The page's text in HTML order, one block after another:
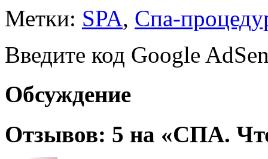
Метки: SPA, Спа-
Введите код Google
Обсуждение
Отзывов: 5 на «СПА.